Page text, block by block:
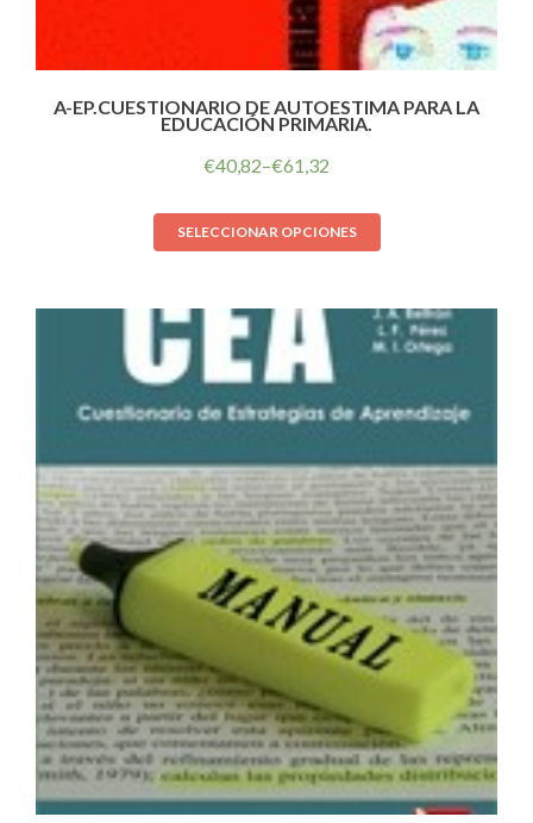
A-EP.CUESTIONARIO DE AUTOESTIMA PARA LA
EDUCACIÓN PRIMARIA.
€40,82–€61,32
SELECCIONAR OPCIONES